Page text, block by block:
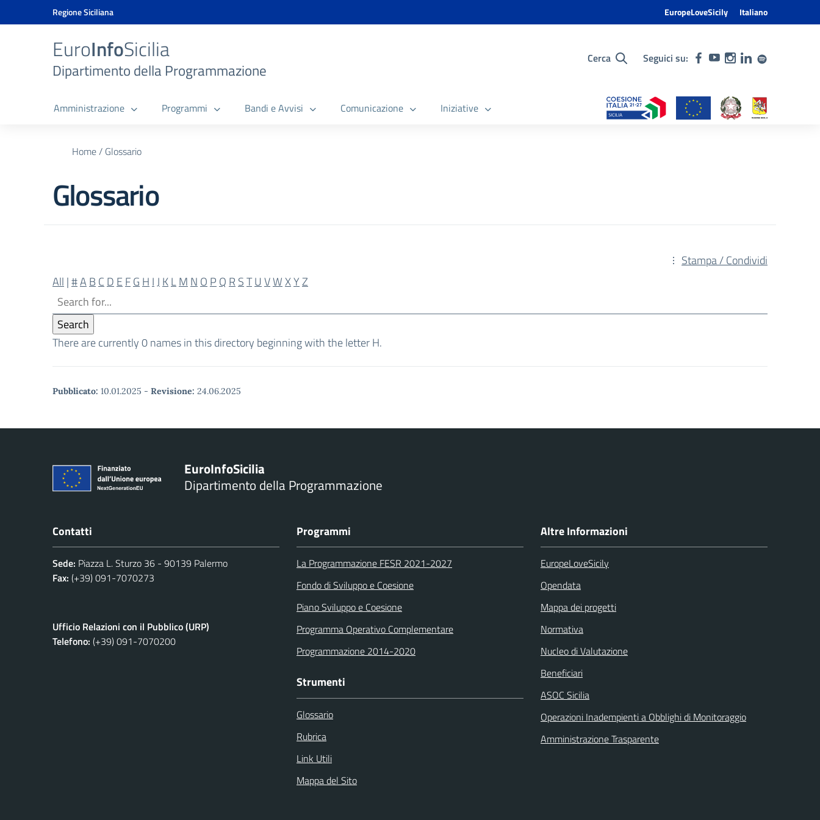
Vai ai contenuti
Vai al menu di navigazione
Vai al banner delle Cookie Policy
Regione Siciliana EuropeLoveSicily Italiano
EuroInfoSicilia
Dipartimento della Programmazione
Cerca Seguici su:
Amministrazione Programmi Bandi e Avvisi Comunicazione Iniziative
Home/ Glossario
Glossario
Stampa / Condividi
All |#A B C D E FG H IJ KLM N O P Q R STU VWXYZ
There are currently 0 names in this directory beginning with the letter H.
Pubblicato: 10.01.2025 - Revisione: 24.06.2025
EuroInfoSicilia
Dipartimento della Programmazione
Contatti
Sede: Piazza L. Sturzo 36 - 90139 Palermo
Fax: (+39) 091-7070273
Ufficio Relazioni con il Pubblico (URP)
Telefono: (+39) 091-7070200
Programmi
La Programmazione FESR 2021-2027
Fondo di Sviluppo e Coesione
Piano Sviluppo e Coesione
Programma Operativo Complementare
Programmazione 2014-2020
Strumenti
Glossario
Rubrica
Link Utili
Mappa del Sito
Altre Informazioni
EuropeLoveSicily
Opendata
Mappa dei progetti
Normativa
Nucleo di Valutazione
Beneficiari
ASOC Sicilia
Operazioni Inadempienti a Obblighi di Monitoraggio
Amministrazione Trasparente